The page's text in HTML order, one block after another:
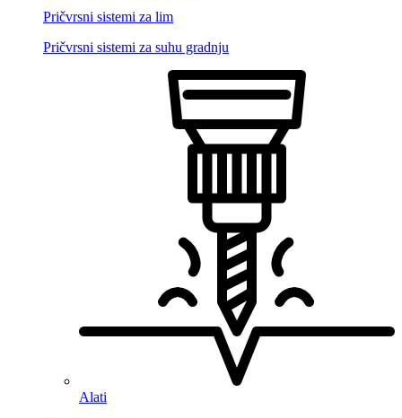
Pričvrsni sistemi za lim
Pričvrsni sistemi za suhu gradnju
Alati